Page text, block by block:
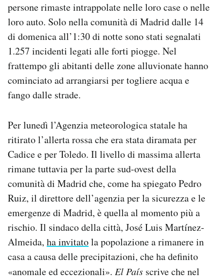
persone rimaste intrappolate nelle loro case o nelle
loro auto. Solo nella comunità di Madrid dalle 14
di domenica all’1:30 di notte sono stati segnalati
1.257 incidenti legati alle forti piogge. Nel
frattempo gli abitanti delle zone alluvionate hanno
cominciato ad arrangiarsi per togliere acqua e
fango dalle strade.
Per lunedì l’Agenzia meteorologica statale ha
ritirato l’allerta rossa che era stata diramata per
Cadice e per Toledo. Il livello di massima allerta
rimane tuttavia per la parte sud-ovest della
comunità di Madrid che, come ha spiegato Pedro
Ruiz, il direttore dell’agenzia per la sicurezza e le
emergenze di Madrid, è quella al momento più a
rischio. Il sindaco della città, José Luis Martínez-
Almeida, ha invitatola popolazione a rimanere in
casa a causa delle precipitazioni, che ha definito
«anomale ed eccezionali». El País scrive che nel